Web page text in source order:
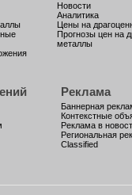
Новости
Аналитика
Цены на
Прогнозы цен на
металлы
Реклама
Баннерная
Контекстные
Реклама в
Региональная
Classified